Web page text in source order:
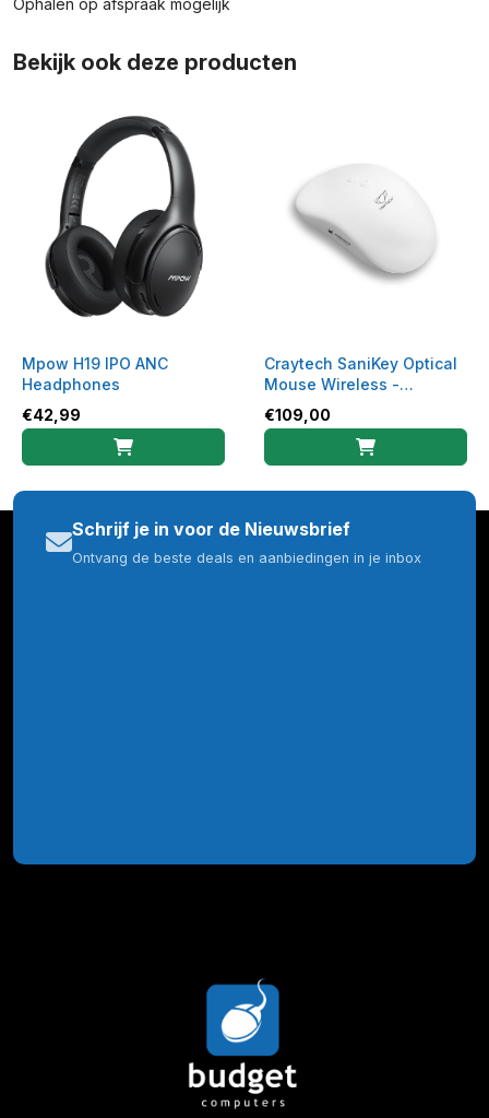
Ophalen op afspraak mogelijk
Bekijk ook deze producten
Mpow H19 IPO ANC
Headphones
€42,99
Craytech SaniKey Optical
Mouse Wireless -
hygiënische muis
€109,00
Schrijf je in voor de Nieuwsbrief
Ontvang de beste deals en aanbiedingen in je inbox